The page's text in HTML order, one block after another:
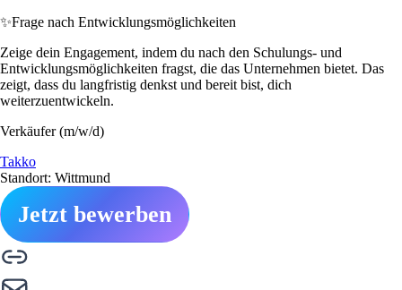
✨Frage nach Entwicklungsmöglichkeiten
Zeige dein Engagement, indem du nach den Schulungs- und
Entwicklungsmöglichkeiten fragst, die das Unternehmen bietet. Das
zeigt, dass du langfristig denkst und bereit bist, dich
weiterzuentwickeln.
Verkäufer (m/w/d)
Takko
Standort: Wittmund
Jetzt bewerben